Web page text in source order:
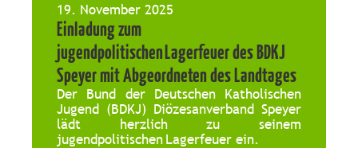
19. November 2025
Einladung zum
jugendpolitischen Lagerfeuer des BDKJ
Speyer mit Abgeordneten des Landtages
Der Bund der Deutschen Katholischen
Jugend (BDKJ) Diözesanverband Speyer
lädt herzlich zu seinem
jugendpolitischen Lagerfeuer ein.